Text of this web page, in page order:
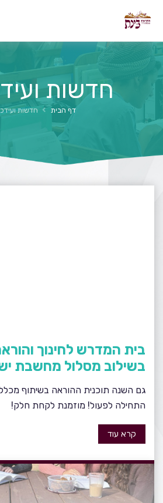
חדשות
דף הבית חדשות
בית המדרש לחינוך
בשילוב מסלול מחשבת
גם השנה תוכנית ההוראה בשיתוף
התחילה לפעול! מוזמנת לקחת חלק!
קרא עוד